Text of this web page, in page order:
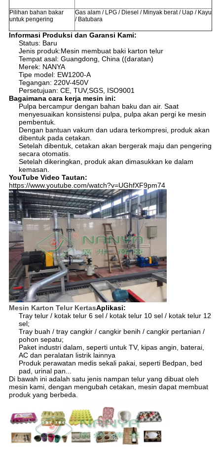
Pilihan bahan bakar
untuk pengering
Gas alam / LPG / Diesel / Minyak berat / Uap / Kayu
/ Batubara
Informasi Produksi dan Garansi Kami:
Status: Baru
Jenis produk:Mesin membuat baki karton telur
Tempat asal: Guangdong, China ((daratan)
Merek: NANYA
Tipe model: EW1200-A
Tegangan: 220V-450V
Persetujuan: CE, TUV,SGS, ISO9001
Bagaimana cara kerja mesin ini:
Pulpa bercampur dengan bahan baku dan air. Saat
menyesuaikan konsistensi pulpa, pulpa akan pergi ke mesin
pembentuk.
Dengan bantuan vakum dan udara terkompresi, produk akan
dibentuk pada cetakan.
Setelah dibentuk, cetakan akan bergerak maju dan pengering
secara otomatis.
Setelah dikeringkan, produk akan dimasukkan ke dalam
kemasan.
YouTube Video Tautan:
https://www.youtube.com/watch?v=UGhfXF9pm74
Mesin Karton Telur KertasAplikasi:
Tray telur / kotak telur 6 sel / kotak telur 10 sel / kotak telur 12
sel;
Tray buah / tray cangkir / cangkir benih / cangkir pertanian /
pohon sepatu;
Paket industri dalam, seperti untuk TV, kipas angin, baterai,
AC dan peralatan listrik lainnya
Produk perawatan medis sekali pakai, seperti Bedpan, bed
pad, urinal pan...
Di bawah ini adalah satu jenis nampan telur yang dibuat oleh
mesin kami, dengan mengubah cetakan, mesin dapat membuat
produk yang berbeda.